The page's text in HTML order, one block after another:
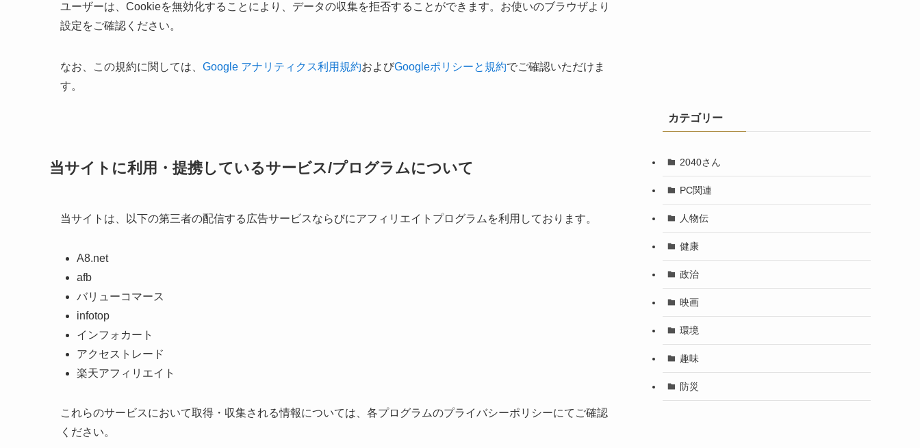
ユーザーは、Cookieを無効化することにより、データの収集を拒否することができます。お使いのブラウザより
設定をご確認ください。
なお、この規約に関しては、 Google アナリティクス利用規約およびGoogleポリシーと規約でご確認いただけま
す。
当サイトに利用・提携しているサービス/プログラムについて
当サイトは、以下の第三者の配信する広告サービスならびにアフィリエイトプログラムを利用しております。
A8.net
afb
バリューコマース
infotop
インフォカート
アクセストレード
楽天アフィリエイト
これらのサービスにおいて取得・収集される情報については、各プログラムのプライバシーポリシーにてご確認
ください。
カテゴリー
2040さん
PC関連
人物伝
健康
政治
映画
環境
趣味
防災